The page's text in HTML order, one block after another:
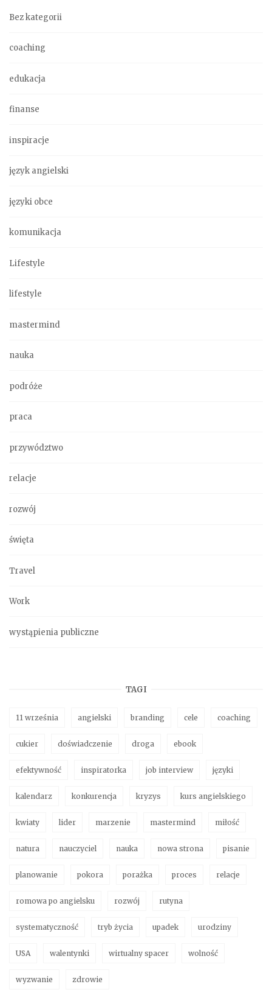
Bez kategorii
coaching
edukacja
finanse
inspiracje
język angielski
języki obce
komunikacja
Lifestyle
lifestyle
mastermind
nauka
podróże
praca
przywództwo
relacje
rozwój
święta
Travel
Work
wystąpienia publiczne
TAGI
11 września angielski branding cele coaching
cukier doświadczenie droga ebook
efektywność inspiratorka job interview języki
kalendarz konkurencja kryzys kurs angielskiego
kwiaty lider marzenie mastermind miłość
natura nauczyciel nauka nowa strona pisanie
planowanie pokora porażka proces relacje
romowa po angielsku rozwój rutyna
systematyczność tryb życia upadek urodziny
USA walentynki wirtualny spacer wolność
wyzwanie zdrowie